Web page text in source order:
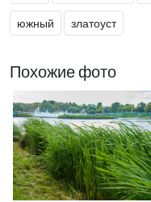
южный златоуст
Похожие фото